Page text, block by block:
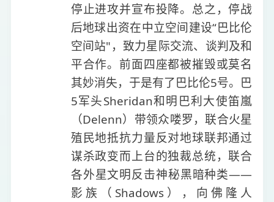
停止进攻并宣布投降。总之，停战
后地球出资在中立空间建设“巴比伦
空间站"，致力星际交流、谈判及和
平合作。前面四座都被摧毁或莫名
其妙消失，于是有了巴比伦5号。巴
5军头Sheridan和明巴利大使笛嵐
（Delenn）带领众喽罗，联合火星
殖民地抵抗力量反对地球联邦通过
谋杀政变而上台的独裁总统，联合
各外星文明反击神秘黑暗种类——
影族（Shadows），向佛隆人